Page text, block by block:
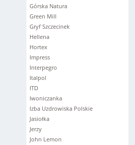
Górska Natura
Green Mill
Gryf Szczecinek
Hellena
Hortex
Impress
Interpegro
Italpol
ITD
Iwoniczanka
Izba Uzdrowiska Polskie
Jasiołka
Jerzy
John Lemon